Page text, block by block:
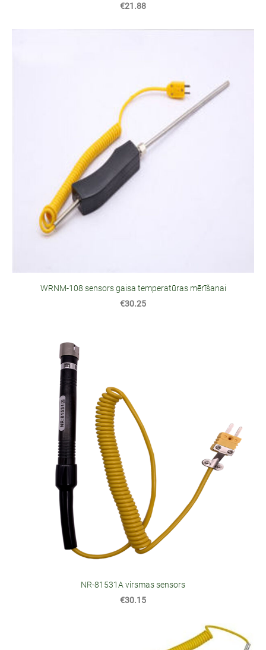
€21.88
WRNM-108 sensors gaisa temperatūras mērīšanai
€30.25
NR-81531A virsmas sensors
€30.15